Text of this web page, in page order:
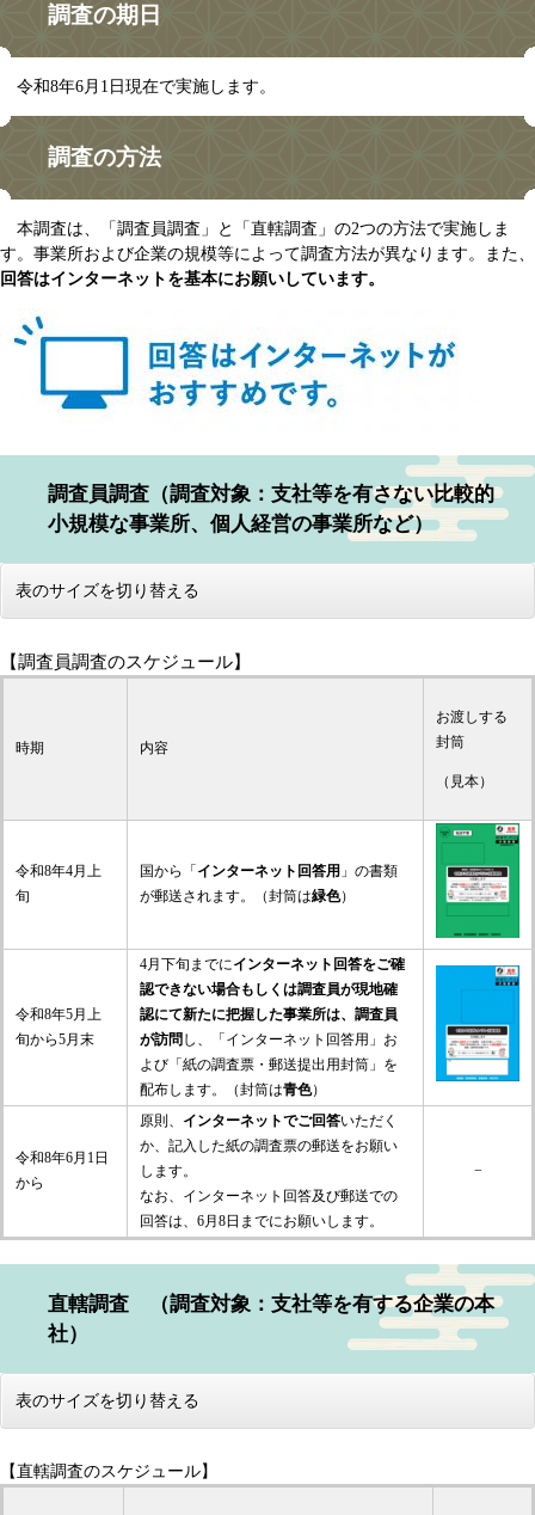
調査の期日
令和8年6月1日現在で実施します。
調査の方法
本調査は、「調査員調査」と「直轄調査」の2つの方法で実施しま
す。事業所および企業の規模等によって調査方法が異なります。また、
回答はインターネットを基本にお願いしています。
調査員調査 （調査対象：支社等を有さない比較的
小規模な事業所、個人経営の事業所など）
表のサイズを切り替える
【調査員調査のスケジュール】
時期 内容
お渡しする
封筒
（見本）
令和8年4月上
旬
国から「 インターネット回答用 」の書類
が郵送されます。（封筒は緑色）
令和8年5月上
旬から5月末
4月下旬までにインターネット回答をご確
認できない場合もしくは調査員が現地確
認にて新たに把握した事業所は、調査員
が訪問 し、「インターネット回答用」お
よび「紙の調査票・郵送提出用封筒」を
配布します。（封筒は青色）
令和8年6月1日
から
原則、 インターネットでご回答いただく
か、記入した紙の調査票の郵送をお願い
します。
なお、インターネット回答及び郵送での
回答は、6月8日までにお願いします。
−
直轄調査
（調査対象：支社等を有する企業の本
社）
表のサイズを切り替える
【直轄調査のスケジュール】